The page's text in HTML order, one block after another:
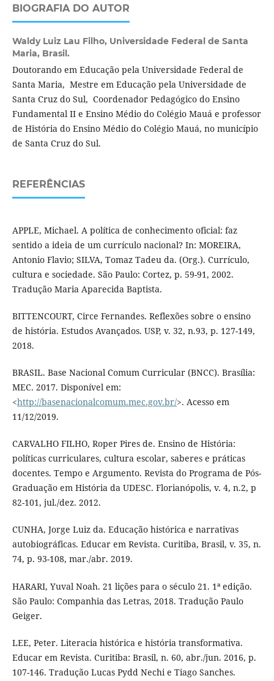
BIOGRAFIA DO AUTOR
Waldy Luiz Lau Filho, Universidade Federal de Santa
Maria, Brasil.
Doutorando em Educação pela Universidade Federal de
Santa Maria, Mestre em Educação pela Universidade de
Santa Cruz do Sul, Coordenador Pedagógico do Ensino
Fundamental II e Ensino Médio do Colégio Mauá e professor
de História do Ensino Médio do Colégio Mauá, no município
de Santa Cruz do Sul.
REFERÊNCIAS
APPLE, Michael. A política de conhecimento oficial: faz
sentido a ideia de um currículo nacional? In: MOREIRA,
Antonio Flavio; SILVA, Tomaz Tadeu da. (Org.). Currículo,
cultura e sociedade. São Paulo: Cortez, p. 59-91, 2002.
Tradução Maria Aparecida Baptista.
BITTENCOURT, Circe Fernandes. Reflexões sobre o ensino
de história. Estudos Avançados. USP, v. 32, n.93, p. 127-149,
2018.
BRASIL. Base Nacional Comum Curricular (BNCC). Brasília:
MEC. 2017. Disponível em:
<http://basenacionalcomum.mec.gov.br/>. Acesso em
11/12/2019.
CARVALHO FILHO, Roper Pires de. Ensino de História:
políticas curriculares, cultura escolar, saberes e práticas
docentes. Tempo e Argumento. Revista do Programa de Pós-
Graduação em História da UDESC. Florianópolis, v. 4, n.2, p
82-101, jul./dez. 2012.
CUNHA, Jorge Luiz da. Educação histórica e narrativas
autobiográficas. Educar em Revista. Curitiba, Brasil, v. 35, n.
74, p. 93-108, mar./abr. 2019.
HARARI, Yuval Noah. 21 lições para o século 21. 1ª edição.
São Paulo: Companhia das Letras, 2018. Tradução Paulo
Geiger.
LEE, Peter. Literacia histórica e história transformativa.
Educar em Revista. Curitiba: Brasil, n. 60, abr./jun. 2016, p.
107-146. Tradução Lucas Pydd Nechi e Tiago Sanches.